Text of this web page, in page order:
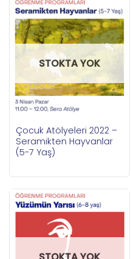
STOKTA YOK
Çocuk Atölyeleri 2022 –
Seramikten Hayvanlar
(5-7 Yaş)